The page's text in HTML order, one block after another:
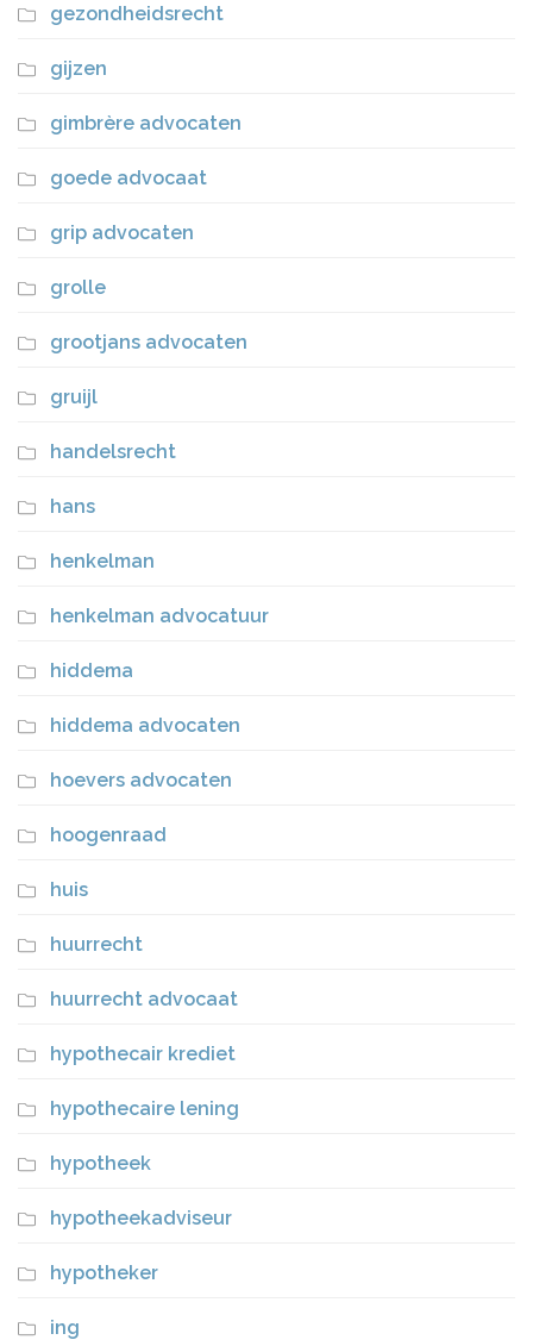
gezondheidsrecht
gijzen
gimbrère advocaten
goede advocaat
grip advocaten
grolle
grootjans advocaten
gruijl
handelsrecht
hans
henkelman
henkelman advocatuur
hiddema
hiddema advocaten
hoevers advocaten
hoogenraad
huis
huurrecht
huurrecht advocaat
hypothecair krediet
hypothecaire lening
hypotheek
hypotheekadviseur
hypotheker
ing